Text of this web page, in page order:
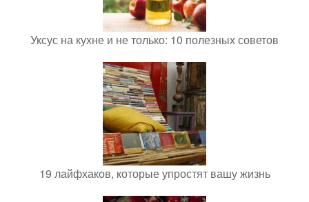
Уксус на кухне и не только: 10 полезных советов
19 лайфхаков, которые упростят вашу жизнь